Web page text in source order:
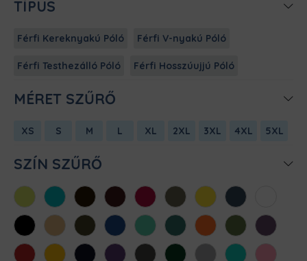
TÍPUS
Férfi Kereknyakú Póló Férfi V-nyakú Póló
Férfi Testhezálló Póló Férfi Hosszúujjú Póló
MÉRET SZŰRŐ
XS S M L XL 2XL 3XL 4XL 5XL
SZÍN SZŰRŐ
AlmazöldAtollkékBarnaBordóChili Cink Citromsárga
Denim
FeketeHomokKhaki KirálykékMentaMéregzöld
NarancsOliva Padlizsán
Piros SárgaSötétkékSötétlilaSötétszürke
SötétzöldSportszürke
Türkiz
Világos